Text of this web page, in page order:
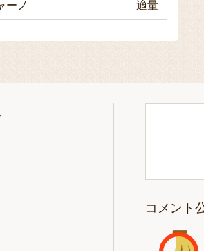
ーノ 適量
コメント